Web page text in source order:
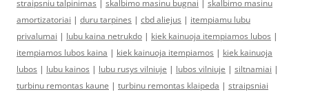
straipsniu talpinimas | skalbimo masinu bugnai | skalbimo masinu
amortizatoriai | duru tarpines | cbd aliejus | itempiamu lubu
privalumai | lubu kaina netrukdo | kiek kainuoja itempiamos lubos |
itempiamos lubos kaina | kiek kainuoja itempiamos | kiek kainuoja
lubos | lubu kainos | lubu rusys vilniuje | lubos vilniuje | siltnamiai |
turbinu remontas kaune | turbinu remontas klaipeda | straipsniai